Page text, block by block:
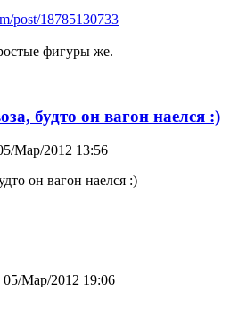
post/18785130733
фигуры же.
будто он вагон наелся :)
Мар/2012 13:56
он вагон наелся :)
05/Мар/2012 19:06